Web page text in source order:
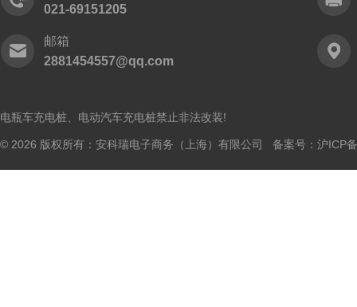
021-69151205
邮箱
2881454557@qq.com
电瓶车充电桩、电动汽车充电桩禁止非法改装!
© 2026 版权所有：安科瑞电子商务（上海）有限公司 备案号： 沪ICP